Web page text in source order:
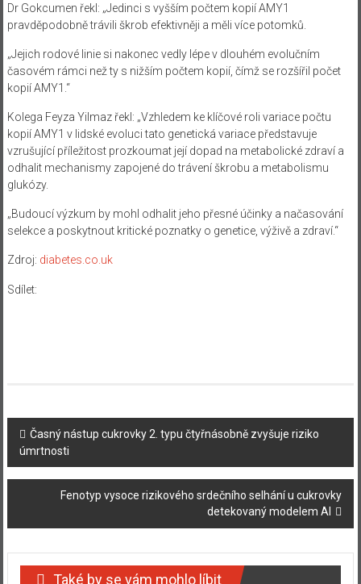
Dr Gokcumen řekl: „Jedinci s vyšším počtem kopií AMY1
pravděpodobně trávili škrob efektivněji a měli více potomků.
„Jejich rodové linie si nakonec vedly lépe v dlouhém evolučním
časovém rámci než ty s nižším počtem kopií, čímž se rozšířil počet
kopií AMY1.“
Kolega Feyza Yilmaz řekl: „Vzhledem ke klíčové roli variace počtu
kopií AMY1 v lidské evoluci tato genetická variace představuje
vzrušující příležitost prozkoumat její dopad na metabolické zdraví a
odhalit mechanismy zapojené do trávení škrobu a metabolismu
glukózy.
„Budoucí výzkum by mohl odhalit jeho přesné účinky a načasování
selekce a poskytnout kritické poznatky o genetice, výživě a zdraví.“
Zdroj: diabetes.co.uk
Sdílet:
Navigace
příspěvku
Časný nástup cukrovky 2. typu čtyřnásobně zvyšuje riziko
úmrtnosti
Fenotyp vysoce rizikového srdečního selhání u cukrovky
detekovaný modelem AI
Také by se vám mohlo líbit